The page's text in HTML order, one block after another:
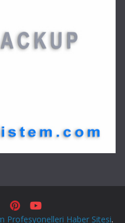
Profesyonelleri Haber Sitesi.